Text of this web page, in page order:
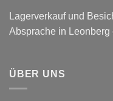
Lagerverkauf und
Absprache in
ÜBER UNS